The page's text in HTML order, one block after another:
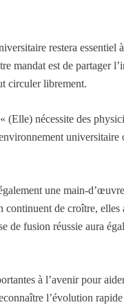
restera essentiel
mandat est de partager
circuler librement.
nécessite des
une main-
de croître, elles
de fusion réussie aura
à l’avenir pour
l’évolution